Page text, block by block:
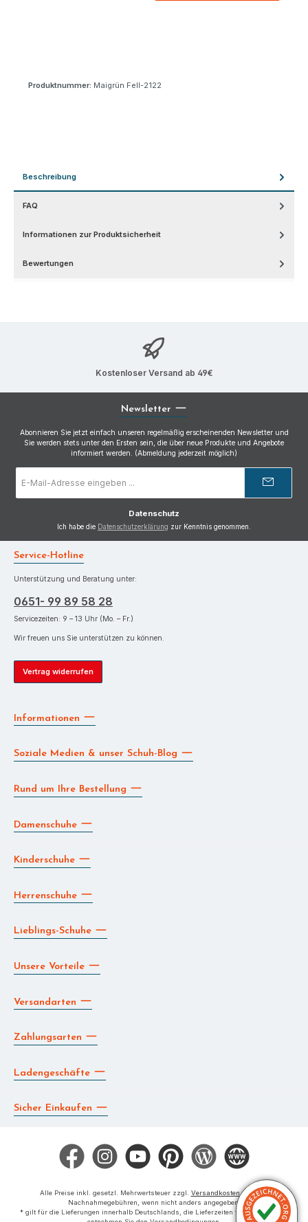
Produktnummer: Maigrün Fell-2122
Beschreibung
FAQ
Informationen zur Produktsicherheit
Bewertungen
Kostenloser Versand ab 49€
Newsletter
Abonnieren Sie jetzt einfach unseren regelmäßig erscheinenden Newsletter und
Sie werden stets unter den Ersten sein, die über neue Produkte und Angebote
informiert werden. (Abmeldung jederzeit möglich)
Mail-
Datenschutz
Ich habe die Datenschutzerklärung zur Kenntnis genommen.
Service-Hotline
Unterstützung und Beratung unter:
0651- 99 89 58 28
Servicezeiten: 9 – 13 Uhr (Mo. – Fr.)
Wir freuen uns Sie unterstützen zu können.
Vertrag widerrufen
Informationen
Soziale Medien & unser Schuh-Blog
Rund um Ihre Bestellung
Damenschuhe
Kinderschuhe
Herrenschuhe
Lieblings-Schuhe
Unsere Vorteile
Versandarten
Zahlungsarten
Ladengeschäfte
Sicher Einkaufen
Facebook Instagram YouTube Pinterest Blog Die BERG App
Alle Preise inkl. gesetzl. Mehrwertsteuer zzgl. Versandkostenund ggf.
Nachnahmegebühren, wenn nicht anders angegeben.
* gilt für die Lieferungen innerhalb Deutschlands, die Lieferzeiten für das Ausland